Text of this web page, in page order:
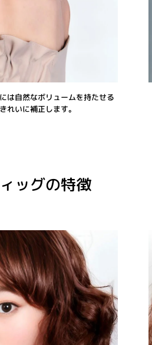
は自然なボリュームを持たせる
れいに補正します。
ッグの特徴